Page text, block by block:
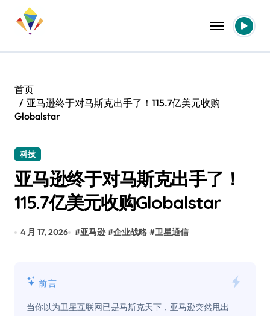
首页
亚马逊终于对马斯克出手了！115.7亿美元收购
Globalstar
科技
亚马逊终于对马斯克出手了！
115.7亿美元收购Globalstar
4 月 17, 2026 #亚马逊 #企业战略 #卫星通信
前言
当你以为卫星互联网已是马斯克天下，亚马逊突然甩出